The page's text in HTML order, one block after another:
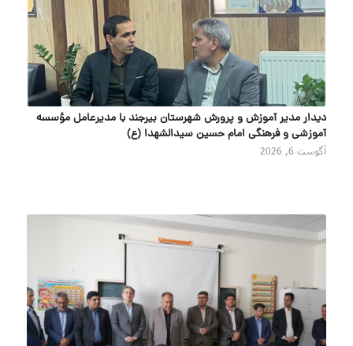
دیدار مدیر آموزش و پرورش شهرستان بیرجند با مدیرعامل مؤسسه
آموزشی و فرهنگی امام حسین سیدالشهدا (ع)
آگوست 6, 2026